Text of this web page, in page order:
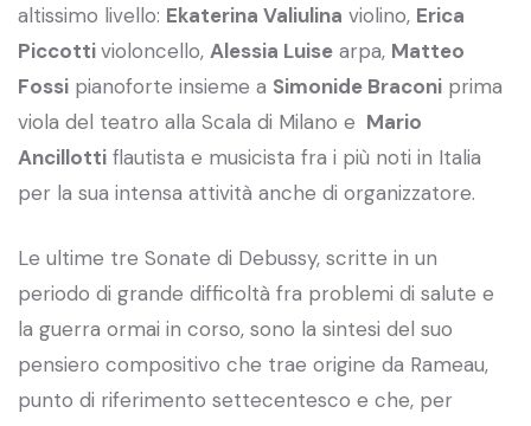
altissimo livello: Ekaterina Valiulina violino, Erica
Piccottivioloncello, Alessia Luise arpa, Matteo
Fossi pianoforte insieme a Simonide Braconi prima
viola del teatro alla Scala di Milano e Mario
Ancillotti flautista e musicista fra i più noti in Italia
per la sua intensa attività anche di organizzatore.
Le ultime tre Sonate di Debussy, scritte in un
periodo di grande difficoltà fra problemi di salute e
la guerra ormai in corso, sono la sintesi del suo
pensiero compositivo che trae origine da Rameau,
punto di riferimento settecentesco e che, per